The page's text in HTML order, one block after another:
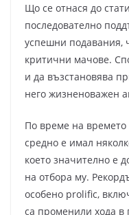
Що се отнася до
последователно
успешни подавания,
критични мачове.
и да възстановява
него жизненоважен
По време на
средно е имал
което значително е
на отбора му.
особено prolific,
са променили хода в